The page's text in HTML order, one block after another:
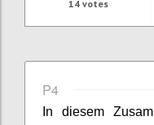
14votes
P4
In diesem